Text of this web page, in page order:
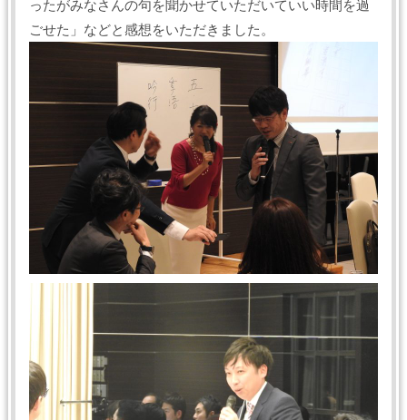
ったがみなさんの句を聞かせていただいていい時間を過
ごせた」などと感想をいただきました。